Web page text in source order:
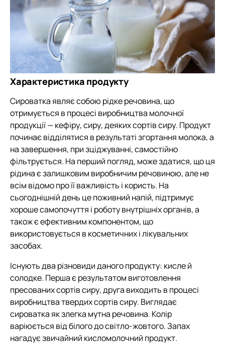
Характеристика продукту
Сироватка являє собою рідке речовина, що
отримується в процесі виробництва молочної
продукції — кефіру, сиру, деяких сортів сиру. Продукт
починає відділятися в результаті згортання молока, а
на завершення, при зціджуванні, самостійно
фільтрується. На перший погляд, може здатися, що ця
рідина є залишковим виробничим речовиною, але не
всім відомо про її важливість і користь. На
сьогоднішній день це поживний напій, підтримує
хороше самопочуття і роботу внутрішніх органів, а
також є ефективним компонентом, що
використовується в косметичних і лікувальних
засобах.
Існують два різновиди даного продукту: кисле й
солодке. Перша є результатом виготовлення
пресованих сортів сиру, друга виходить в процесі
виробництва твердих сортів сиру. Виглядає
сироватка як злегка мутна речовина. Колір
варіюється від білого до світло-жовтого. Запах
нагадує звичайний кисломолочний продукт.